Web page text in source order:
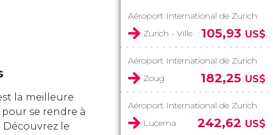
la meilleure
se rendre à
Découvrez le
Aéroport International de Zurich
Zurich - Ville
105,93 US$
Aéroport International de Zurich
Zoug
182,25 US$
Aéroport International de Zurich
Lucerna
242,62 US$